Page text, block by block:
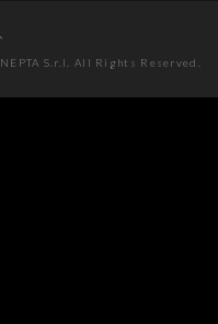
NEPTA S.r.l. All Rights Reserved.